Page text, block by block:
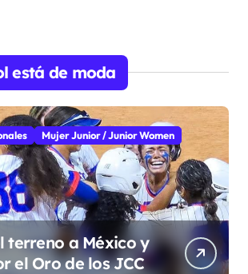
está de moda
Mujer Junior / Junior Women
terreno a México y
el Oro de los JCC